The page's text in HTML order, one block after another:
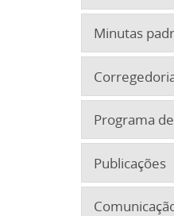
Minutas
Programa
Publicações